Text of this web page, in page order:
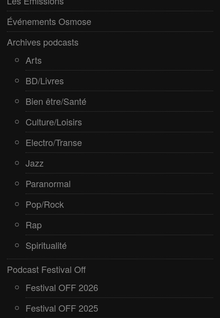
Pop/Rock
Rap
Spiritualité
Événements Osmose
Archives podcasts
Arts
BD/Livres
Bien être/Santé
Culture/Loisirs
Electro/Transe
Jazz
Paranormal
Pop/Rock
Rap
Spiritualité
Podcast Festival Off
Festival OFF 2026
Festival OFF 2025